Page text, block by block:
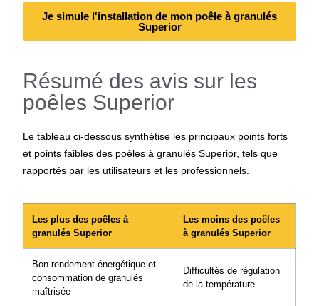
Je simule l'installation de mon poêle à granulés
Superior
Résumé des avis sur les
poêles Superior
Le tableau ci-dessous synthétise les principaux points forts
et points faibles des poêles à granulés Superior, tels que
rapportés par les utilisateurs et les professionnels.
Les plus des poêles à
granulés Superior
Les moins des poêles
à granulés Superior
Bon rendement énergétique et
consommation de granulés
maîtrisée
Difficultés de régulation
de la température